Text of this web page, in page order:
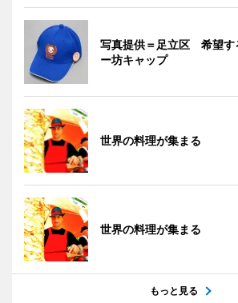
写真提供＝足立区 希望す
ー坊キャップ
世界の料理が集まる
世界の料理が集まる
もっと見る